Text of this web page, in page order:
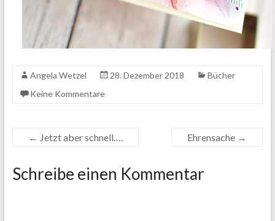
Angela Wetzel 28. Dezember 2018
Bücher
Keine Kommentare
← Jetzt aber schnell…. Ehrensache →
Schreibe einen Kommentar